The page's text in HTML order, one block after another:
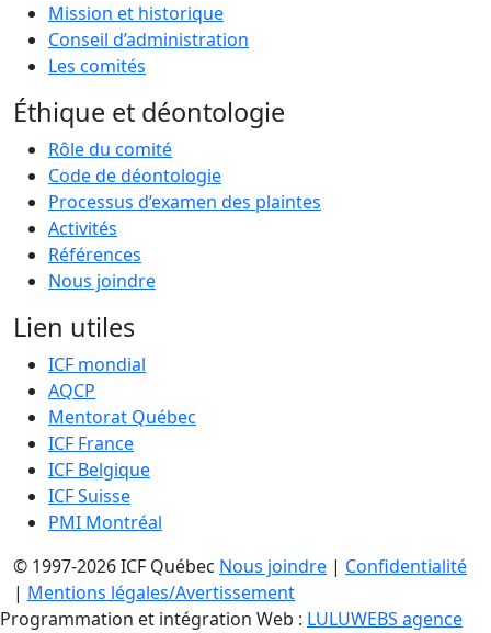
Mission et historique
Conseil d’administration
Les comités
Éthique et déontologie
Rôle du comité
Code de déontologie
Processus d’examen des plaintes
Activités
Références
Nous joindre
Lien utiles
ICF mondial
AQCP
Mentorat Québec
ICF France
ICF Belgique
ICF Suisse
PMI Montréal
© 1997-2026 ICF Québec Nous joindre | Confidentialité
| Mentions légales/Avertissement
Programmation et intégration Web : LULUWEBS agence